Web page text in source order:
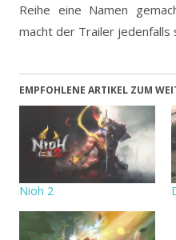
Reihe eine Namen
macht der Trailer jedenfalls
EMPFOHLENE ARTIKEL ZUM
Nioh 2